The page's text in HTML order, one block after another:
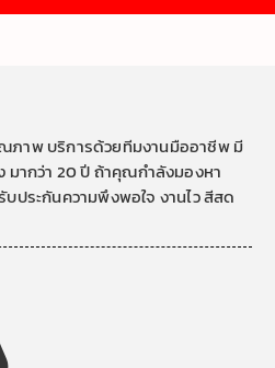
าพ บริการด้วยทีมงานมืออาชีพ มี
มากว่า 20 ปี ถ้าคุณกำลังมองหา
ประกันความพึงพอใจ งานไว สีสด